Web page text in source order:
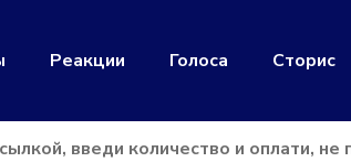
Реакции Голоса Сторис
введи количество и оплати,